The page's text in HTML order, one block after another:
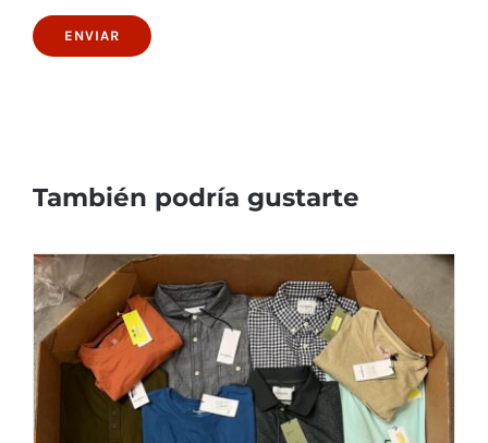
También podría gustarte